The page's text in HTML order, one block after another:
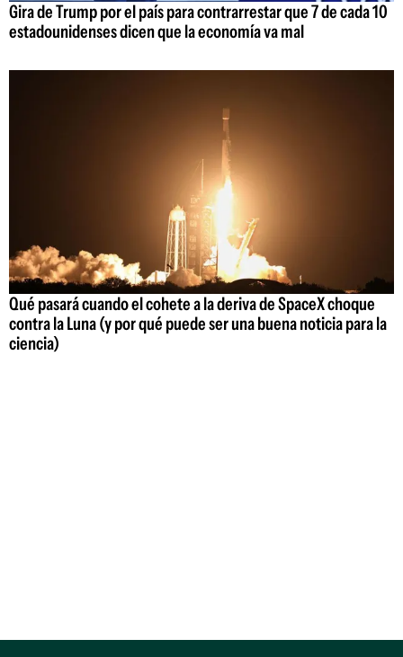
Gira de Trump por el país para contrarrestar que 7 de cada 10
estadounidenses dicen que la economía va mal
Qué pasará cuando el cohete a la deriva de SpaceX choque
contra la Luna (y por qué puede ser una buena noticia para la
ciencia)